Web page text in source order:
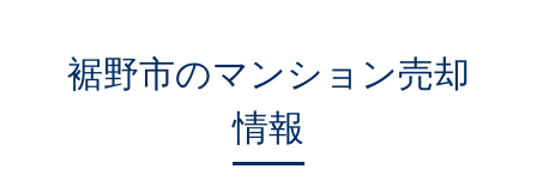
裾野市のマンション売却
情報